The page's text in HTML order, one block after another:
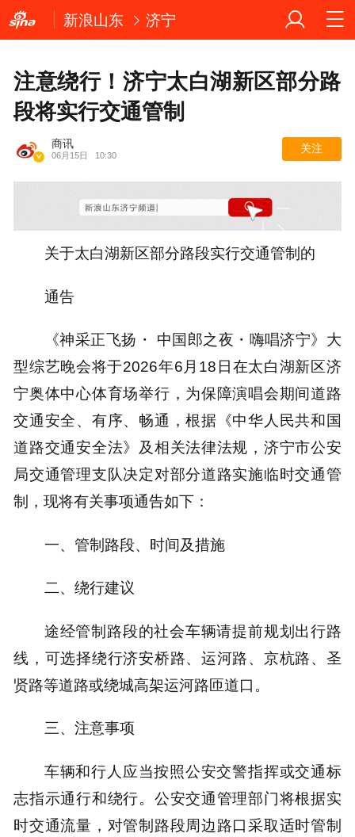
新浪山东 济宁
注意绕行！济宁太白湖新区部分路
段将实行交通管制
商讯
06月15日 10:30
关注
关于太白湖新区部分路段实行交通管制的
通告
《神采正飞扬・ 中国郎之夜・嗨唱济宁》大
型综艺晚会将于2026年6月18日在太白湖新区济
宁奥体中心体育场举行，为保障演唱会期间道路
交通安全、有序、畅通，根据《中华人民共和国
道路交通安全法》及相关法律法规，济宁市公安
局交通管理支队决定对部分道路实施临时交通管
制，现将有关事项通告如下：
一、管制路段、时间及措施
二、绕行建议
途经管制路段的社会车辆请提前规划出行路
线，可选择绕行济安桥路、运河路、京杭路、圣
贤路等道路或绕城高架运河路匝道口。
三、注意事项
车辆和行人应当按照公安交警指挥或交通标
志指示通行和绕行。公安交通管理部门将根据实
时交通流量，对管制路段周边路口采取适时管制